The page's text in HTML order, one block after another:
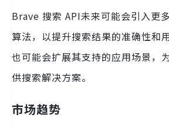
Brave 搜索 API未来可能会引入更
算法，以提升搜索结果的准确性和
也可能会扩展其支持的应用场景，
供搜索解决方案。
市场趋势